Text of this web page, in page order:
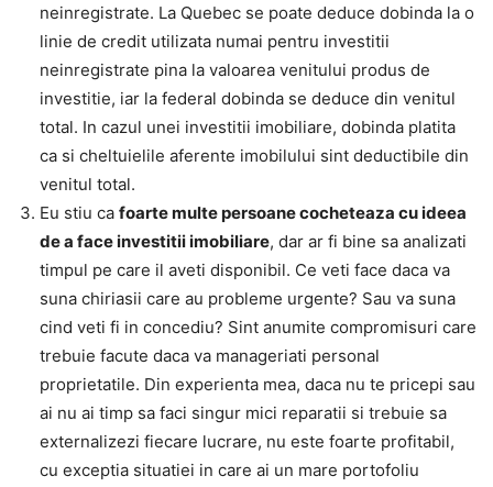
neinregistrate. La Quebec se poate deduce dobinda la o
linie de credit utilizata numai pentru investitii
neinregistrate pina la valoarea venitului produs de
investitie, iar la federal dobinda se deduce din venitul
total. In cazul unei investitii imobiliare, dobinda platita
ca si cheltuielile aferente imobilului sint deductibile din
venitul total.
Eu stiu ca foarte multe persoane cocheteaza cu ideea
de a face investitii imobiliare, dar ar fi bine sa analizati
timpul pe care il aveti disponibil. Ce veti face daca va
suna chiriasii care au probleme urgente? Sau va suna
cind veti fi in concediu? Sint anumite compromisuri care
trebuie facute daca va manageriati personal
proprietatile. Din experienta mea, daca nu te pricepi sau
ai nu ai timp sa faci singur mici reparatii si trebuie sa
externalizezi fiecare lucrare, nu este foarte profitabil,
cu exceptia situatiei in care ai un mare portofoliu